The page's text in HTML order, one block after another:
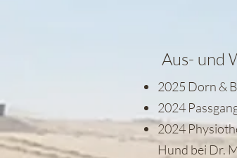
Aus- und
2025 Dorn &
2024
2024
Hund bei Dr.